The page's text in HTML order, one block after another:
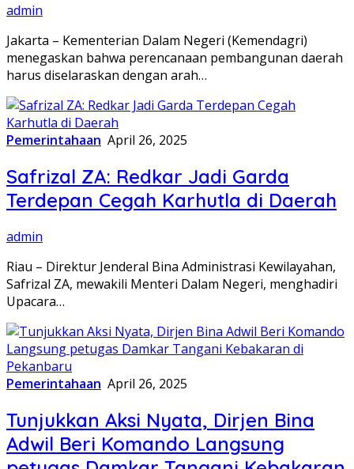
admin
Jakarta – Kementerian Dalam Negeri (Kemendagri)
menegaskan bahwa perencanaan pembangunan daerah
harus diselaraskan dengan arah…
Pemerintahaan April 26, 2025
Safrizal ZA: Redkar Jadi Garda
Terdepan Cegah Karhutla di Daerah
admin
Riau – Direktur Jenderal Bina Administrasi Kewilayahan,
Safrizal ZA, mewakili Menteri Dalam Negeri, menghadiri
Upacara…
Pemerintahaan April 26, 2025
Tunjukkan Aksi Nyata, Dirjen Bina
Adwil Beri Komando Langsung